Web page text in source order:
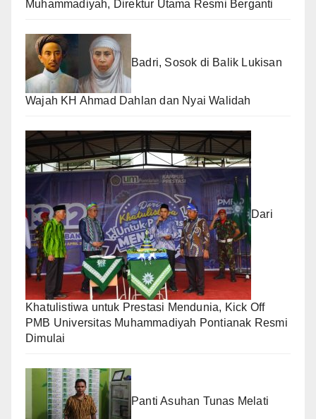
Muhammadiyah, Direktur Utama Resmi Berganti
Badri, Sosok di Balik Lukisan
Wajah KH Ahmad Dahlan dan Nyai Walidah
Dari
Khatulistiwa untuk Prestasi Mendunia, Kick Off
PMB Universitas Muhammadiyah Pontianak Resmi
Dimulai
Panti Asuhan Tunas Melati